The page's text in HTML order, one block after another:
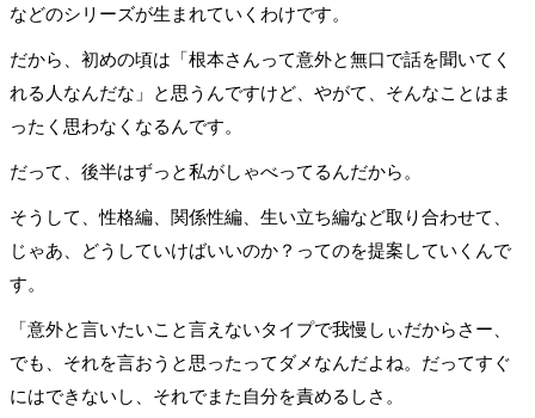
などのシリーズが生まれていくわけです。
だから、初めの頃は「根本さんって意外と無口で話を聞いてく
れる人なんだな」と思うんですけど、やがて、そんなことはま
ったく思わなくなるんです。
だって、後半はずっと私がしゃべってるんだから。
そうして、性格編、関係性編、生い立ち編など取り合わせて、
じゃあ、どうしていけばいいのか？ってのを提案していくんで
す。
「意外と言いたいこと言えないタイプで我慢しぃだからさー、
でも、それを言おうと思ったってダメなんだよね。だってすぐ
にはできないし、それでまた自分を責めるしさ。